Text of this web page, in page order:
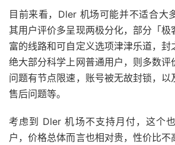
目前来看，Dler 机场可能并不适合大
其用户评价多呈现两极分化，部分「极
富的线路和可自定义选项津津乐道，
绝大部分科学上网普通用户，则多数评
问题有节点限速，账号被无故封锁，以
售后问题等。
考虑到 Dler 机场不支持月付，这个
户，价格总体而言也相对贵，性价比